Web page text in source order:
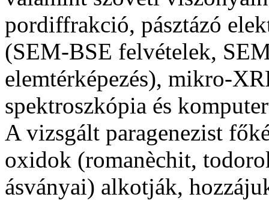
pordiffrakció, pásztázó
(SEM-BSE felvételek,
elemtérképezés), mikro-
spektroszkópia és
A vizsgált paragenezist
oxidok (romanèchit,
ásványai) alkotják,